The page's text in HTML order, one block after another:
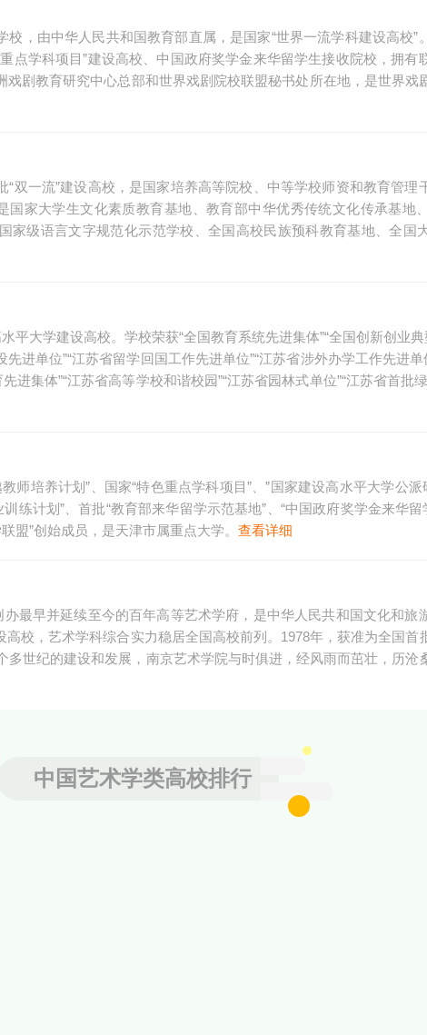
，由中华人民共和国教育部直属，是国家“世界一流学科建设高校”
点学科项目”建设高校、中国政府奖学金来华留学生接收院校，拥有
剧教育研究中心总部和世界戏剧院校联盟秘书处所在地，是世界戏
双一流”建设高校，是国家培养高等院校、中等学校师资和教育管理
国家大学生文化素质教育基地、教育部中华优秀传统文化传承基地
家级语言文字规范化示范学校、全国高校民族预科教育基地、全国
平大学建设高校。学校荣获“全国教育系统先进集体”“全国创新创业典
进单位”“江苏省留学回国工作先进单位”“江苏省涉外办学工作先进单
进集体”“江苏省高等学校和谐校园”“江苏省园林式单位”“江苏省首批
师培养计划”、国家“特色重点学科项目”、”国家建设高水平大学公派
练计划”、首批“教育部来华留学示范基地”、“中国政府奖学金来华留
盟”创始成员，是天津市属重点大学。 查看详细
最早并延续至今的百年高等艺术学府，是中华人民共和国文化和旅
校，艺术学科综合实力稳居全国高校前列。1978年，获准为全国首
多世纪的建设和发展，南京艺术学院与时俱进，经风雨而茁壮，历沧
中国艺术学类高校排行